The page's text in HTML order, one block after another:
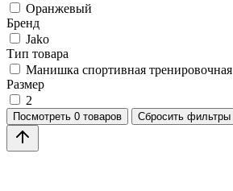
Оранжевый
Бренд
Jako
Тип товара
Манишка спортивная тренировочная
Размер
2
Посмотреть 0 товаров Сбросить фильтры